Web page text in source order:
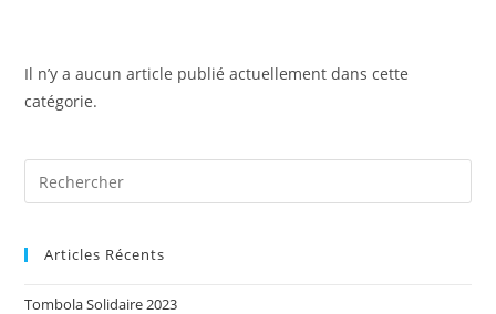
Il n’y a aucun article publié actuellement dans cette
catégorie.
Articles Récents
Tombola Solidaire 2023